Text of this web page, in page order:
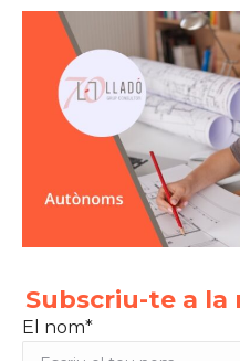
Subscriu-te a
El nom*